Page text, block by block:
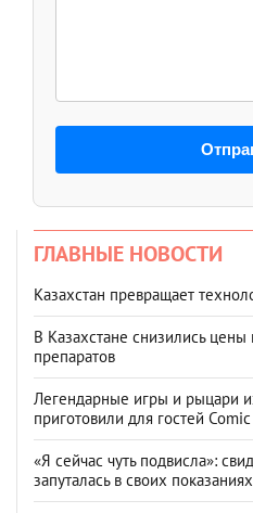
ГЛАВНЫЕ НОВОСТИ
Казахстан превращает
В Казахстане снизились
препаратов
Легендарные игры и рыцари
приготовили для гостей
«Я сейчас чуть подвисла»:
запуталась в своих